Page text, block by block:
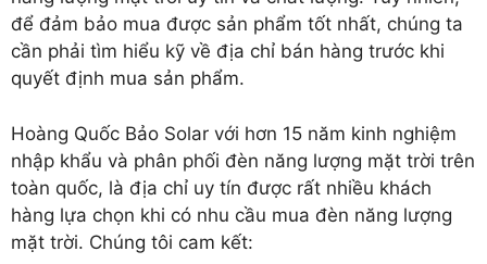
để đảm bảo mua được sản phẩm tốt nhất, chúng ta
cần phải tìm hiểu kỹ về địa chỉ bán hàng trước khi
quyết định mua sản phẩm.
Hoàng Quốc Bảo Solar với hơn 15 năm kinh nghiệm
nhập khẩu và phân phối đèn năng lượng mặt trời trên
toàn quốc, là địa chỉ uy tín được rất nhiều khách
hàng lựa chọn khi có nhu cầu mua đèn năng lượng
mặt trời. Chúng tôi cam kết: